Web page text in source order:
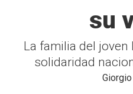
su
La familia del joven
solidaridad